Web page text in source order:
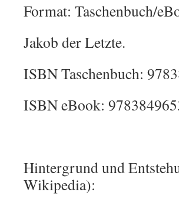
Format: Taschenbuch/
Jakob der Letzte.
ISBN Taschenbuch:
ISBN eBook:
Hintergrund und
Wikipedia):